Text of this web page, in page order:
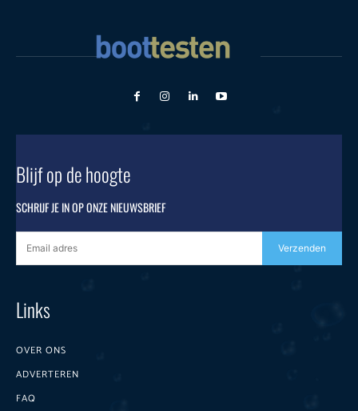
Blijf op de hoogte
SCHRIJF JE IN OP ONZE NIEUWSBRIEF
Verzenden
Links
OVER ONS
ADVERTEREN
FAQ